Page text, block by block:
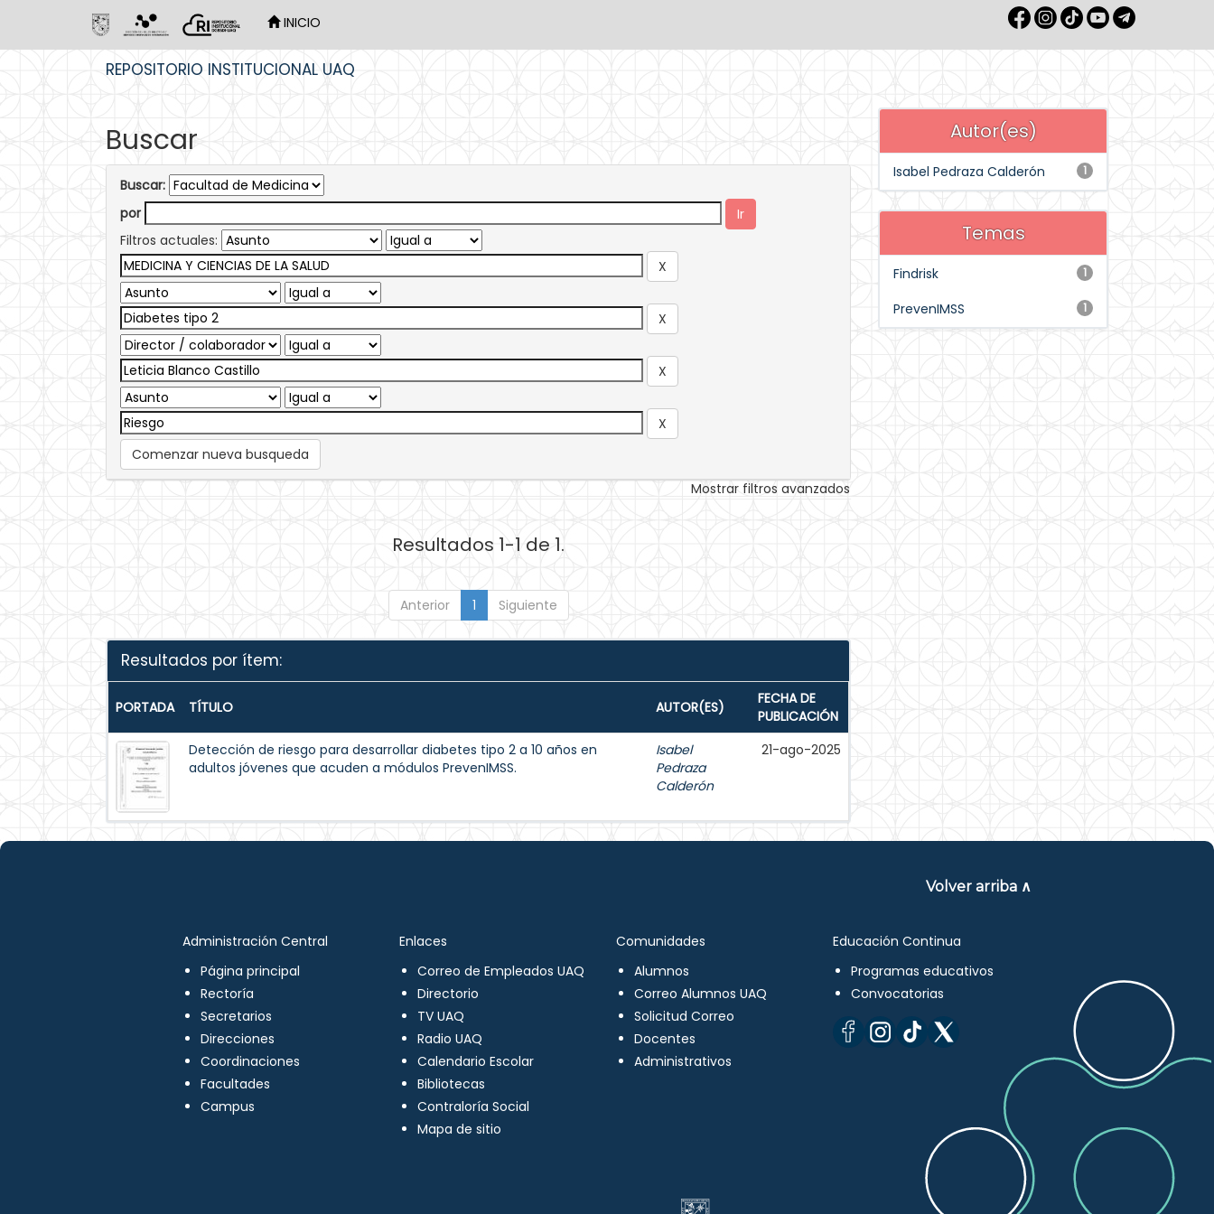
INICIO
REPOSITORIO INSTITUCIONAL UAQ
Buscar
Buscar:
por
Filtros actuales:
Comenzar nueva busqueda
Mostrar filtros avanzados
Resultados 1-1 de 1.
Anterior 1 Siguiente
Resultados por ítem:
PORTADA TÍTULO AUTOR(ES)
FECHA DE
PUBLICACIÓN
Detección de riesgo para desarrollar diabetes tipo 2 a 10 años en
adultos jóvenes que acuden a módulos PrevenIMSS.
Isabel
Pedraza
Calderón
21-ago-2025
Autor(es)
1
Isabel Pedraza Calderón
Temas
1
Findrisk
1
PrevenIMSS
Volver arriba ∧
Administración Central
Página principal
Rectoría
Secretarios
Direcciones
Coordinaciones
Facultades
Campus
Enlaces
Correo de Empleados UAQ
Directorio
TV UAQ
Radio UAQ
Calendario Escolar
Bibliotecas
Contraloría Social
Mapa de sitio
Comunidades
Alumnos
Correo Alumnos UAQ
Solicitud Correo
Docentes
Administrativos
Educación Continua
Programas educativos
Convocatorias